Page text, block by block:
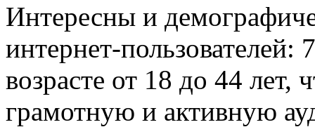
Интересны и
интернет-пользователей:
возрасте от 18 до 44 лет,
грамотную и активную